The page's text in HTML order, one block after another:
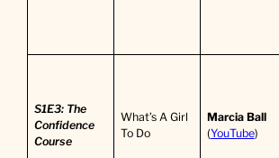
S1E3: The
Confidence
Course
What’s A Girl
To Do
Marcia Ball
(YouTube)